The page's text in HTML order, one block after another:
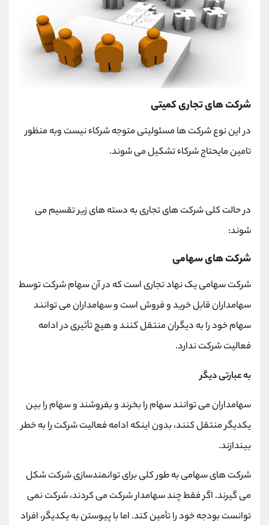
شرکت های تجاری کمیتی
در این نوع شرکت ها مسئولیتی متوجه شرکاء نیست وبه منظور
تامین مایحتاج شرکاء تشکیل می شوند.
در حالت کلی شرکت های تجاری به دسته های زیر تقسیم می
شوند:
شرکت های سهامی
شرکت سهامی یک نهاد تجاری است که در آن سهام شرکت توسط
سهامداران قابل خرید و فروش است و سهامداران می توانند
سهام خود را به دیگران منتقل کنند و هیچ تأثیری در ادامه
فعالیت شرکت ندارد.
به عبارتی دیگر
سهامداران می توانند سهام را بخرند و بفروشند و سهام را بین
یکدیگر منتقل کنند، بدون اینکه ادامه فعالیت شرکت را به خطر
بیندازند.
شرکت های سهامی به طور کلی برای توانمندسازی شرکت شکل
می گیرند. اگر فقط چند سهامدار شرکت می کردند، شرکت نمی
توانست بودجه خود را تأمین کند. اما با پیوستن به یکدیگر، افراد